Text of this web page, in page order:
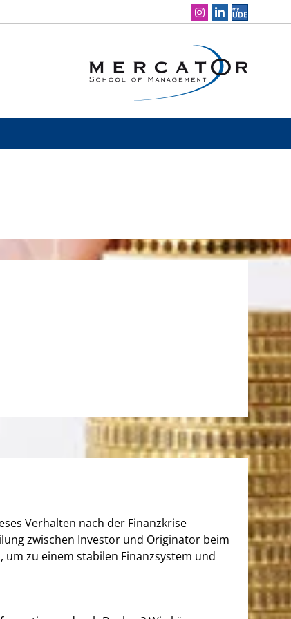
Social Media Navigation
Verhalten nach der Finanzkrise
zwischen Investor und Originator beim
zu einem stabilen Finanzsystem und